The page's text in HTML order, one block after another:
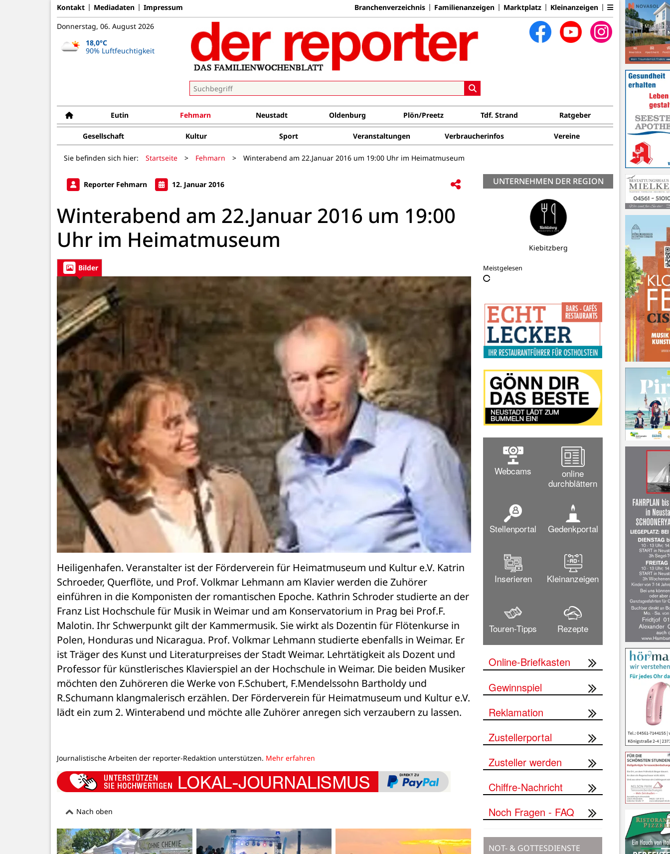
Kontakt Mediadaten Impressum Branchenverzeichnis Familienanzeigen Marktplatz Kleinanzeigen
Donnerstag, 06. August 2026
18,0°C
90% Luftfeuchtigkeit
Eutin Fehmarn Neustadt Oldenburg Plön/Preetz Tdf. Strand Ratgeber
Gesellschaft Kultur Sport Veranstaltungen Verbraucherinfos Vereine
Sie befinden sich hier: Startseite > Fehmarn > Winterabend am 22.Januar 2016 um 19:00 Uhr im Heimatmuseum
Reporter Fehmarn 12. Januar 2016
Winterabend am 22.Januar 2016 um 19:00
Uhr im Heimatmuseum
Bilder
Heiligenhafen. Veranstalter ist der Förderverein für Heimatmuseum und Kultur e.V. Katrin
Schroeder, Querflöte, und Prof. Volkmar Lehmann am Klavier werden die Zuhörer
einführen in die Komponisten der romantischen Epoche. Kathrin Schroder studierte an der
Franz List Hochschule für Musik in Weimar und am Konservatorium in Prag bei Prof.F.
Malotin. Ihr Schwerpunkt gilt der Kammermusik. Sie wirkt als Dozentin für Flötenkurse in
Polen, Honduras und Nicaragua. Prof. Volkmar Lehmann studierte ebenfalls in Weimar. Er
ist Träger des Kunst und Literaturpreises der Stadt Weimar. Lehrtätigkeit als Dozent und
Professor für künstlerisches Klavierspiel an der Hochschule in Weimar. Die beiden Musiker
möchten den Zuhöreren die Werke von F.Schubert, F.Mendelssohn Bartholdy und
R.Schumann klangmalerisch erzählen. Der Förderverein für Heimatmuseum und Kultur e.V.
lädt ein zum 2. Winterabend und möchte alle Zuhörer anregen sich verzaubern zu lassen.
Journalistische Arbeiten der reporter-Redaktion unterstützen. Mehr erfahren
Nach oben
UNTERNEHMEN DER REGION
Kiebitzberg
Meistgelesen
Webcams
online
durchblättern
Stellenportal Gedenkportal
Inserieren Kleinanzeigen
Touren-Tipps Rezepte
Online-Briefkasten
Gewinnspiel
Reklamation
Zustellerportal
Zusteller werden
Chiffre-Nachricht
Noch Fragen - FAQ
NOT- & GOTTESDIENSTE